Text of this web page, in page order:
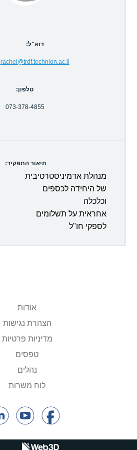
דוא"ל:
rachel@trdf.technion.ac.il
טלפון:
073-378-4855
תיאור התפקיד:
מנהלת אדמיניסטרטיבית
של היחידה לכספים
וכלכלה
אחראית על תשלומים
לספקי חו"ל
אודות
הצהרת נגישות
מדיניות פרטיות
טפסים
נהלים
לוח משרות